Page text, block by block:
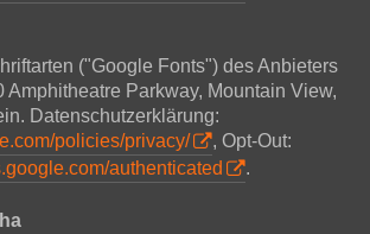
("Google Fonts") des Anbieters
Amphitheatre Parkway, Mountain View,
Datenschutzerklärung:
policies/privacy/
, Opt-Out:
authenticated
.